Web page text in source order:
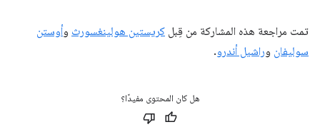
تمت مراجعة هذه المشاركة من قِبل كريستين هولينغسورث وأوستن
سوليفان وراشيل أندرو.
هل كان المحتوى مفيدًا؟